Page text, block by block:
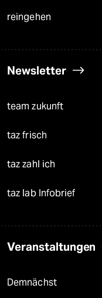
reingehen
Newsletter
team zukunft
taz frisch
taz zahl ich
taz lab Infobrief
Veranstaltungen
Demnächst